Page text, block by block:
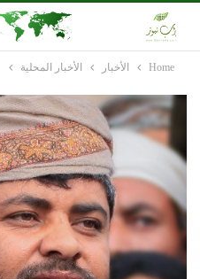
Home الأخبار الأخبار المحلية